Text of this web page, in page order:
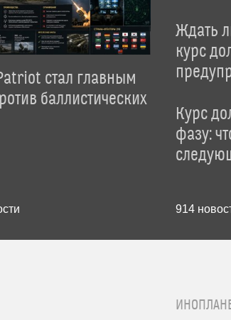
стал главным
баллистических
Ждать
курс
Курс
фазу:
914